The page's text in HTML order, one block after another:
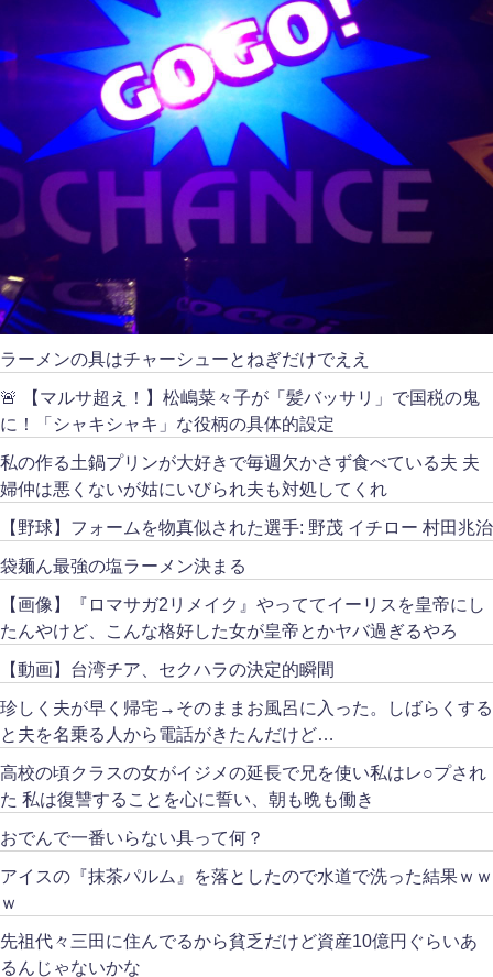
ラーメンの具はチャーシューとねぎだけでええ
🚨 【マルサ超え！】松嶋菜々子が「髪バッサリ」で国税の鬼
に！「シャキシャキ」な役柄の具体的設定
私の作る土鍋プリンが大好きで毎週欠かさず食べている夫 夫
婦仲は悪くないが姑にいびられ夫も対処してくれ
【野球】フォームを物真似された選手: 野茂 イチロー 村田兆治
袋麺ん最強の塩ラーメン決まる
【画像】『ロマサガ2リメイク』やっててイーリスを皇帝にし
たんやけど、こんな格好した女が皇帝とかヤバ過ぎるやろ
【動画】台湾チア、セクハラの決定的瞬間
珍しく夫が早く帰宅→そのままお風呂に入った。しばらくする
と夫を名乗る人から電話がきたんだけど…
高校の頃クラスの女がイジメの延長で兄を使い私はレ○プされ
た 私は復讐することを心に誓い、朝も晩も働き
おでんで一番いらない具って何？
アイスの『抹茶パルム』を落としたので水道で洗った結果ｗｗ
ｗ
先祖代々三田に住んでるから貧乏だけど資産10億円ぐらいあ
るんじゃないかな